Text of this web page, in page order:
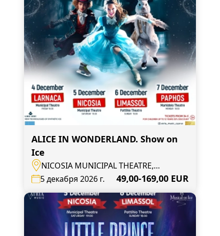
ALICE IN WONDERLAND. Show on
Ice
NICOSIA MUNICIPAL THEATRE,
Nicosia, Mouseiou Avenue 4
5 декабря 2026 г. 49,00-169,00 EUR